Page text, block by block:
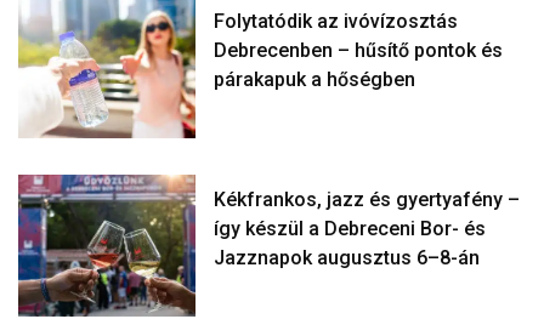
Folytatódik az ivóvízosztás
Debrecenben – hűsítő pontok és
párakapuk a hőségben
Kékfrankos, jazz és gyertyafény –
így készül a Debreceni Bor- és
Jazznapok augusztus 6–8-án